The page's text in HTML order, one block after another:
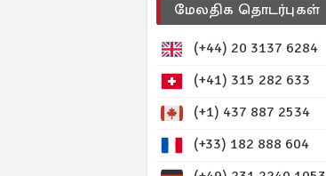
மேலதிக தொடர்புகள்
(+44) 20 3137 6284
(+41) 315 282 633
(+1) 437 887 2534
(+33) 182 888 604